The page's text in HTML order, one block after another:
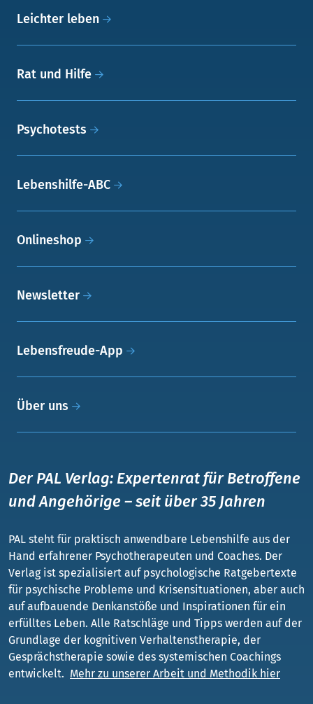
Leichter leben
Rat und Hilfe
Psychotests
Lebenshilfe-ABC
Onlineshop
Newsletter
Lebensfreude-App
Über uns
Der PAL Verlag: Expertenrat für Betroffene
und Angehörige – seit über 35 Jahren
PAL steht für praktisch anwendbare Lebenshilfe aus der
Hand erfahrener Psychotherapeuten und Coaches. Der
Verlag ist spezialisiert auf psychologische Ratgebertexte
für psychische Probleme und Krisensituationen, aber auch
auf aufbauende Denkanstöße und Inspirationen für ein
erfülltes Leben. Alle Ratschläge und Tipps werden auf der
Grundlage der kognitiven Verhaltenstherapie, der
Gesprächstherapie sowie des systemischen Coachings
entwickelt. Mehr zu unserer Arbeit und Methodik hier